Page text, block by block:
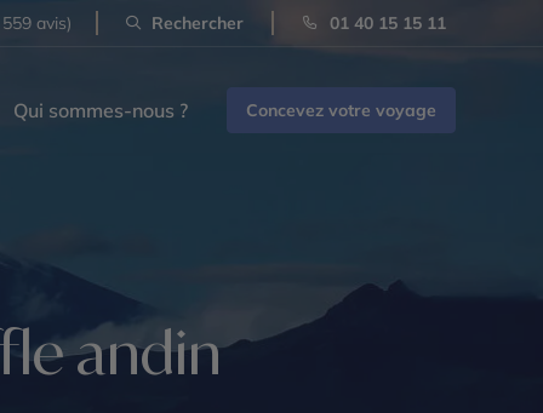
avis) Rechercher 01 40 15 15 11
Qui sommes-nous ? Concevez votre voyage
andin